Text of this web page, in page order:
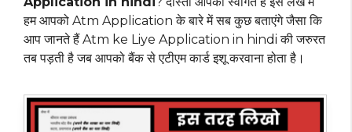
हम आपको Atm Application के बारे में सब कुछ बताएंगे जैसा कि
आप जानते हैं Atm ke Liye Application in hindi की जरुरत
तब पड़ती है जब आपको बैंक से एटीएम कार्ड इशू करवाना होता है।